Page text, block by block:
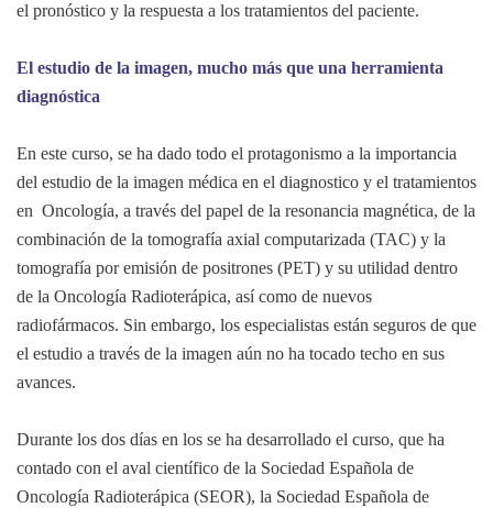
el pronóstico y la respuesta a los tratamientos del paciente.
El estudio de la imagen, mucho más que una herramienta
diagnóstica
En este curso, se ha dado todo el protagonismo a la importancia
del estudio de la imagen médica en el diagnostico y el tratamientos
en Oncología, a través del papel de la resonancia magnética, de la
combinación de la tomografía axial computarizada (TAC) y la
tomografía por emisión de positrones (PET) y su utilidad dentro
de la Oncología Radioterápica, así como de nuevos
radiofármacos. Sin embargo, los especialistas están seguros de que
el estudio a través de la imagen aún no ha tocado techo en sus
avances.
Durante los dos días en los se ha desarrollado el curso, que ha
contado con el aval científico de la Sociedad Española de
Oncología Radioterápica (SEOR), la Sociedad Española de